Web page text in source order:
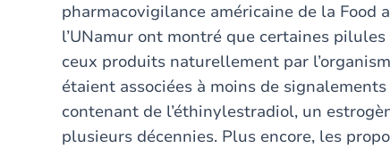
pharmacovigilance américaine de la
l’UNamur ont montré que certaines
ceux produits naturellement par
étaient associées à moins de
contenant de l’éthinylestradiol, un
plusieurs décennies. Plus encore, les